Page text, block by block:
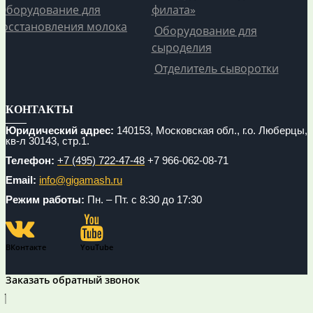
для
молока
филата»
Оборудование для
сыроделия
Отделитель сыворотки
КОНТАКТЫ
Юридический адрес: 140153, Московская обл., г.о. Люберцы,
кв-л 30143, стр.1.
Телефон: +7 (495) 722-47-48 +7 966-062-08-71
Email: info@gigamash.ru
Режим работы: Пн. – Пт. с 8:30 до 17:30
ВКонтакте YouTube
Заказать обратный звонок